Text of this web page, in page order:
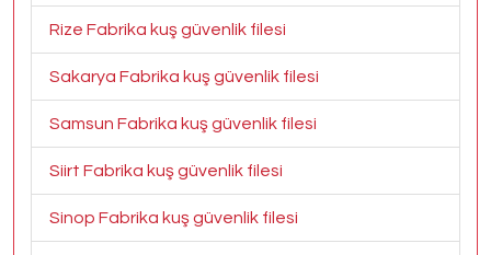
Rize Fabrika kuş güvenlik filesi
Sakarya Fabrika kuş güvenlik filesi
Samsun Fabrika kuş güvenlik filesi
Siirt Fabrika kuş güvenlik filesi
Sinop Fabrika kuş güvenlik filesi